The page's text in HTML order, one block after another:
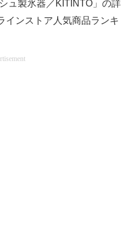
ュ製氷器／KITINTO」の詳
インストア人気商品ランキ